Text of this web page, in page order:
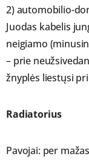
2) automobilio-
Juodas kabelis
neigiamo
– prie
žnyplės liestųsi
Radiatorius
Pavojai: per